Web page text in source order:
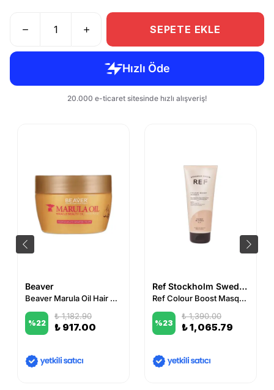
SEPETE EKLE
Beaver
Beaver Marula Oil Hair Mask 250 ml
%22
₺ 1,182.90
₺ 917.00
Ref Stockholm Sweden
Ref Colour Boost Masque Sandy Blonde 8.31 200 ml
%23
₺ 1,390.00
₺ 1,065.79